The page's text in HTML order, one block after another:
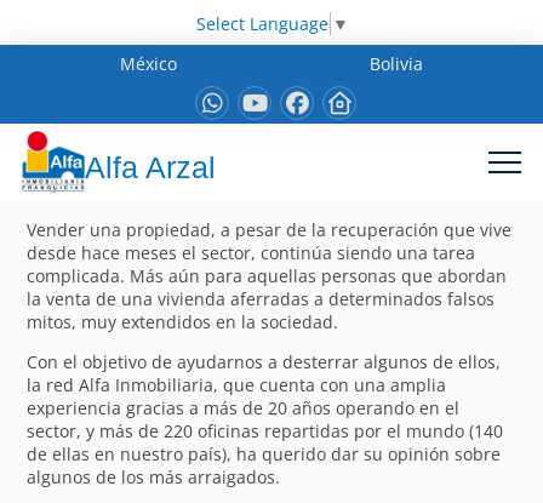
Select Language ▼
México
Bolivia
Alfa Arzal
Vender una propiedad, a pesar de la recuperación que vive
desde hace meses el sector, continúa siendo una tarea
complicada. Más aún para aquellas personas que abordan
la venta de una vivienda aferradas a determinados falsos
mitos, muy extendidos en la sociedad.
Con el objetivo de ayudarnos a desterrar algunos de ellos,
la red Alfa Inmobiliaria, que cuenta con una amplia
experiencia gracias a más de 20 años operando en el
sector, y más de 220 oficinas repartidas por el mundo (140
de ellas en nuestro país), ha querido dar su opinión sobre
algunos de los más arraigados.